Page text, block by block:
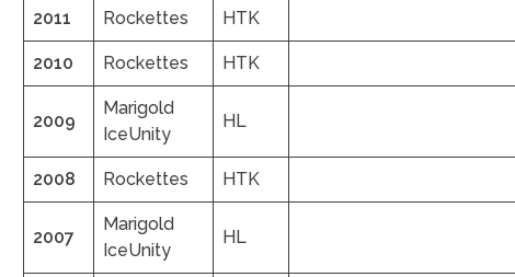
2011 Rockettes HTK
2010 Rockettes HTK
2009
Marigold
IceUnity
HL
2008 Rockettes HTK
2007
Marigold
IceUnity
HL